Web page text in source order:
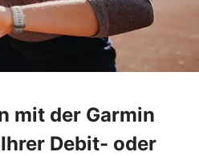
mit der Garmin
Debit- oder